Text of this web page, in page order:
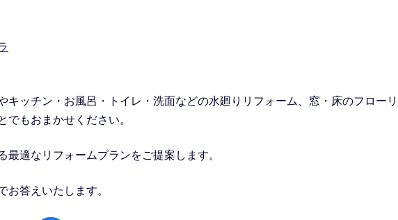
キッチン・お風呂・トイレ・洗面などの水廻りリフォーム
、窓・床のフロー
でもおまかせください。
最適なリフォームプランをご提案します。
お答えいたします。